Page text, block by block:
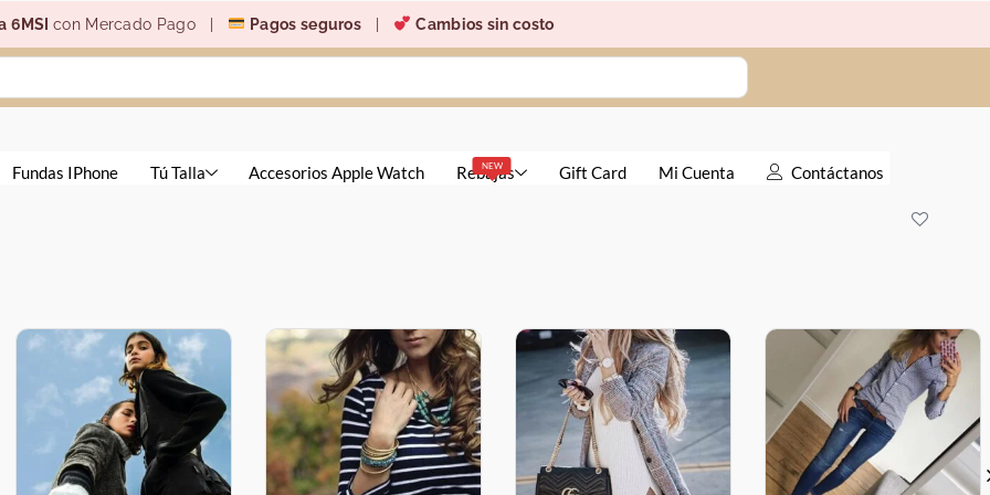
6MSIcon Mercado Pago | Pagos seguros Cambios sin costo
Fundas IPhone Tú Talla Accesorios Apple Watch NEW
Rebajas Gift Card Mi Cuenta Contáctanos